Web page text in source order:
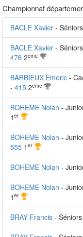
Championnat
BACLE Xavier -
BACLE Xavier -
476 2ème
BARBIEUX Emeric -
- 415 2ème
BOHEME Nolan -
1 er
BOHEME Nolan -
555 1 er
BOHEME Nolan -
BOHEME Nolan -
1 er
BRAY Francis -